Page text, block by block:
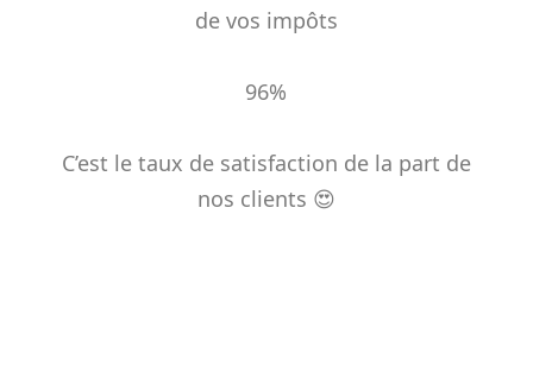
de vos impôts
96%
C’est le taux de satisfaction de la part de
nos clients 😍